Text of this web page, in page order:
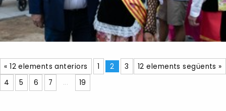
« 12 elements anteriors 12 elements següents »
1 2
3
4
5 6 7 ... 19